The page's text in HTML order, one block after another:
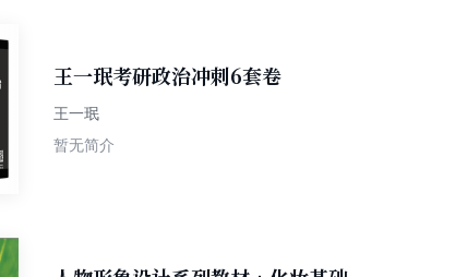
王一珉考研政治冲刺6套卷
王一珉
暂无简介